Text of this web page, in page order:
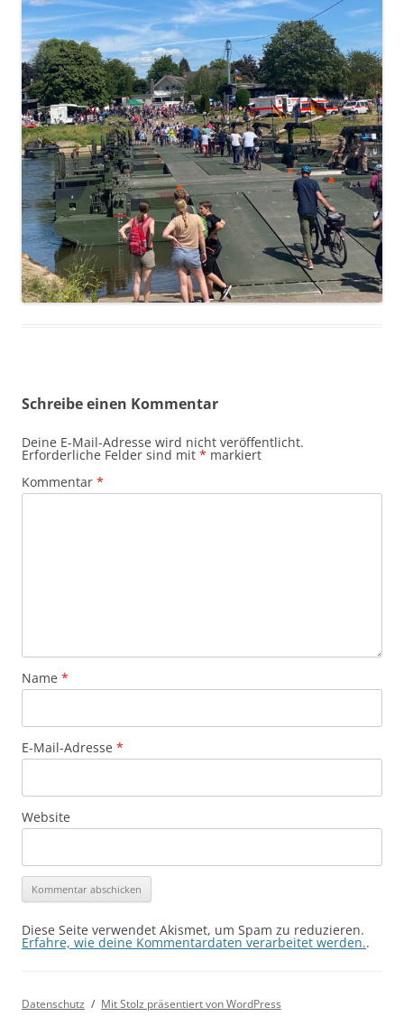
Schreibe einen Kommentar
Deine E-Mail-Adresse wird nicht veröffentlicht.
Erforderliche Felder sind mit * markiert
Kommentar *
Name *
E-Mail-Adresse *
Website
Diese Seite verwendet Akismet, um Spam zu reduzieren.
Erfahre, wie deine Kommentardaten verarbeitet werden..
Datenschutz Mit Stolz präsentiert von WordPress